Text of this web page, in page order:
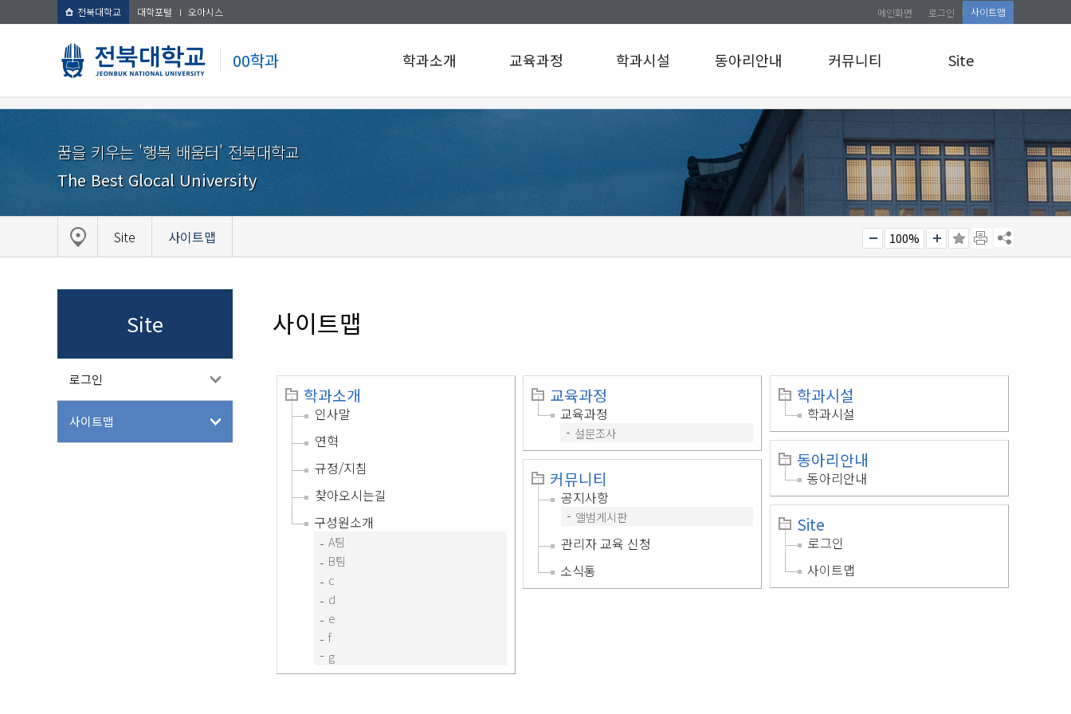
전북대학교 대학포털 오아시스
00학과
메인화면 로그인 사이트맵
학과소개
인사말
d
교육과정
교육과정
학과시설
학과시설
동아리안내
동아리안내
커뮤니티
공지사항
관리자 교육 신청
Site
로그인
꿈을 키우는 '행복 배움터' 전북대학교
The Best Glocal University
Site 사이트맵 100%
Site
로그인
사이트맵
사이트맵
학과소개
인사말
연혁
규정/지침
찾아오시는길
구성원소개
A팀
B팀
c
d
e
f
g
교육과정
교육과정
설문조사
학과시설
학과시설
동아리안내
동아리안내
커뮤니티
공지사항
앨범게시판
관리자 교육 신청
소식통
Site
로그인
사이트맵